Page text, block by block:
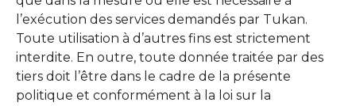
l’exécution des services demandés par Tukan.
Toute utilisation à d’autres fins est strictement
interdite. En outre, toute donnée traitée par des
tiers doit l’être dans le cadre de la présente
politique et conformément à la loi sur la